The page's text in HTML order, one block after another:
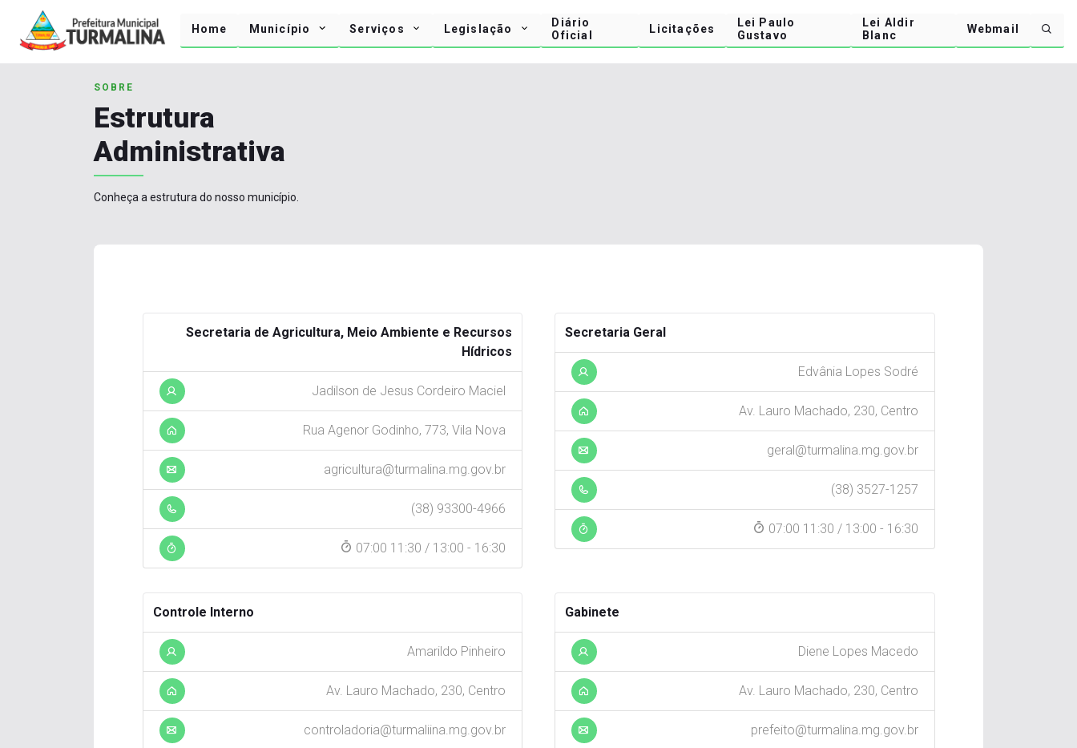
Home Município Serviços Legislação
Diário
Oficial
Licitações
Lei Paulo
Gustavo
Lei Aldir
Blanc
Webmail
SOBRE
Estrutura
Administrativa
Conheça a estrutura do nosso município.
Secretaria de Agricultura, Meio Ambiente e Recursos
Hídricos
Jadilson de Jesus Cordeiro Maciel
Rua Agenor Godinho, 773, Vila Nova
agricultura@turmalina.mg.gov.br
(38) 93300-4966
07:00 11:30 / 13:00 - 16:30
Secretaria Geral
Edvânia Lopes Sodré
Av. Lauro Machado, 230, Centro
geral@turmalina.mg.gov.br
(38) 3527-1257
07:00 11:30 / 13:00 - 16:30
Controle Interno
Amarildo Pinheiro
Av. Lauro Machado, 230, Centro
controladoria@turmaliina.mg.gov.br
Gabinete
Diene Lopes Macedo
Av. Lauro Machado, 230, Centro
prefeito@turmalina.mg.gov.br